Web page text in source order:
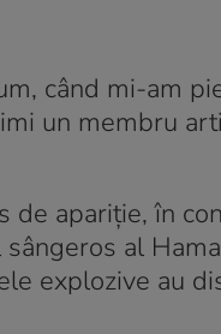
când mi-am
un membru
de apariție, în
al
explozive au